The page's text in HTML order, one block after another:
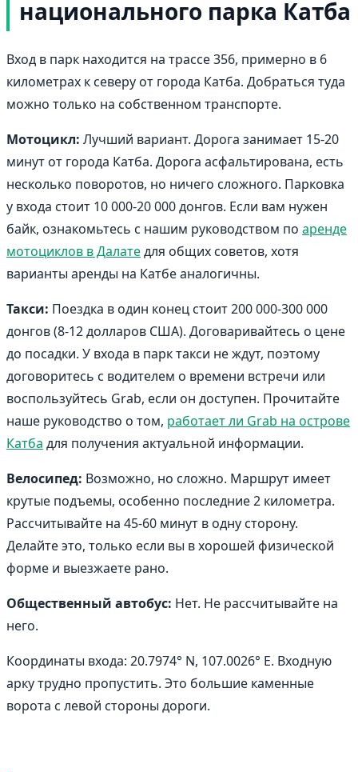
национального парка Катба
Вход в парк находится на трассе 356, примерно в 6
километрах к северу от города Катба. Добраться туда
можно только на собственном транспорте.
Мотоцикл: Лучший вариант. Дорога занимает 15-20
минут от города Катба. Дорога асфальтирована, есть
несколько поворотов, но ничего сложного. Парковка
у входа стоит 10 000-20 000 донгов. Если вам нужен
байк, ознакомьтесь с нашим руководством по аренде
мотоциклов в Далатедля общих советов, хотя
варианты аренды на Катбе аналогичны.
Такси: Поездка в один конец стоит 200 000-300 000
донгов (8-12 долларов США). Договаривайтесь о цене
до посадки. У входа в парк такси не ждут, поэтому
договоритесь с водителем о времени встречи или
воспользуйтесь Grab, если он доступен. Прочитайте
наше руководство о том, работает ли Grab на острове
Катба для получения актуальной информации.
Велосипед: Возможно, но сложно. Маршрут имеет
крутые подъемы, особенно последние 2 километра.
Рассчитывайте на 45-60 минут в одну сторону.
Делайте это, только если вы в хорошей физической
форме и выезжаете рано.
Общественный автобус: Нет. Не рассчитывайте на
него.
Координаты входа: 20.7974° N, 107.0026° E. Входную
арку трудно пропустить. Это большие каменные
ворота с левой стороны дороги.